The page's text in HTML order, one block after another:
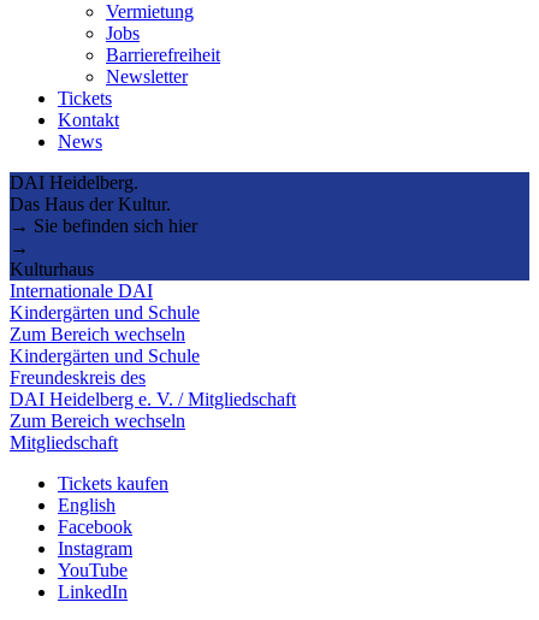
Vermietung
Jobs
Barrierefreiheit
Newsletter
Tickets
Kontakt
News
DAI Heidelberg.
Das Haus der Kultur.
→ Sie befinden sich hier
→
Kulturhaus
Internationale DAI
Kindergärten und Schule
Zum Bereich wechseln
Kindergärten und Schule
Freundeskreis des
DAI Heidelberg e. V. / Mitgliedschaft
Zum Bereich wechseln
Mitgliedschaft
Tickets kaufen
English
Facebook
Instagram
YouTube
LinkedIn